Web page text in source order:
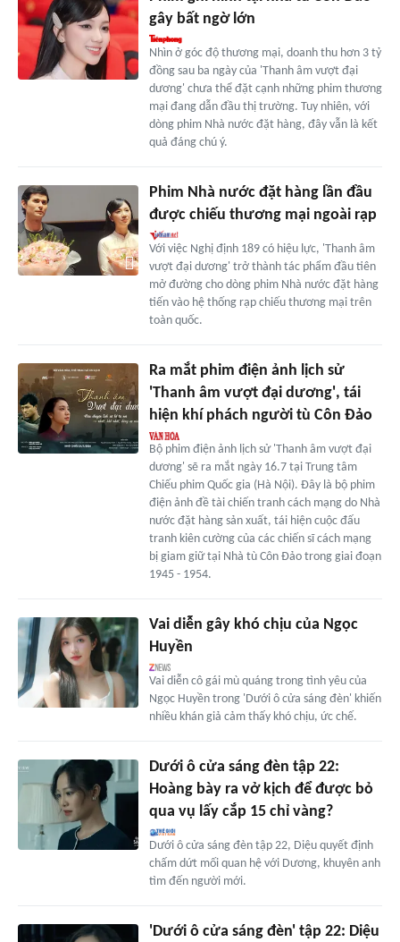
gây bất ngờ lớn
Nhìn ở góc độ thương mại, doanh thu hơn 3 tỷ
đồng sau ba ngày của 'Thanh âm vượt đại
dương' chưa thể đặt cạnh những phim thương
mại đang dẫn đầu thị trường. Tuy nhiên, với
dòng phim Nhà nước đặt hàng, đây vẫn là kết
quả đáng chú ý.
Phim Nhà nước đặt hàng lần đầu
được chiếu thương mại ngoài rạp
Với việc Nghị định 189 có hiệu lực, 'Thanh âm
vượt đại dương' trở thành tác phẩm đầu tiên
mở đường cho dòng phim Nhà nước đặt hàng
tiến vào hệ thống rạp chiếu thương mại trên
toàn quốc.
Ra mắt phim điện ảnh lịch sử
'Thanh âm vượt đại dương', tái
hiện khí phách người tù Côn Đảo
Bộ phim điện ảnh lịch sử 'Thanh âm vượt đại
dương' sẽ ra mắt ngày 16.7 tại Trung tâm
Chiếu phim Quốc gia (Hà Nội). Đây là bộ phim
điện ảnh đề tài chiến tranh cách mạng do Nhà
nước đặt hàng sản xuất, tái hiện cuộc đấu
tranh kiên cường của các chiến sĩ cách mạng
bị giam giữ tại Nhà tù Côn Đảo trong giai đoạn
1945 - 1954.
Vai diễn gây khó chịu của Ngọc
Huyền
Vai diễn cô gái mù quáng trong tình yêu của
Ngọc Huyền trong 'Dưới ô cửa sáng đèn' khiến
nhiều khán giả cảm thấy khó chịu, ức chế.
Dưới ô cửa sáng đèn tập 22:
Hoàng bày ra vở kịch để được bỏ
qua vụ lấy cắp 15 chỉ vàng?
Dưới ô cửa sáng đèn tập 22, Diệu quyết định
chấm dứt mối quan hệ với Dương, khuyên anh
tìm đến người mới.
'Dưới ô cửa sáng đèn' tập 22: Diệu